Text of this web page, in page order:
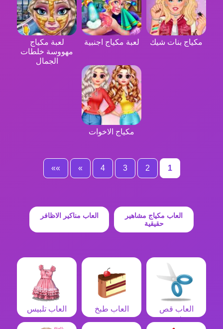
مكياج بنات شيك لعبة مكياج اجنبية
لعبة مكياج
مهووسة خلطات
الجمال
مكياج الاخوات
1
2
3
4
»
»»
العاب مكياج مشاهير
حقيقية
العاب مناكير الاظافر
العاب قص
شعر
العاب طبخ العاب تلبيس